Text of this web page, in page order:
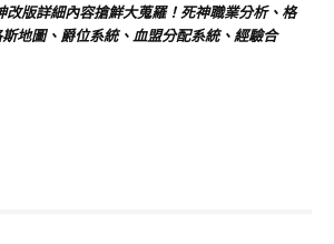
改版詳細內容搶鮮大蒐羅！死神職業分析、格
地圖、爵位系統、血盟分配系統、經驗合